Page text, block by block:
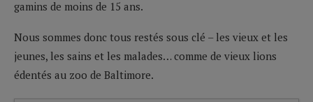
gamins de moins de 15 ans.
Nous sommes donc tous restés sous clé – les vieux et les
jeunes, les sains et les malades… comme de vieux lions
édentés au zoo de Baltimore.